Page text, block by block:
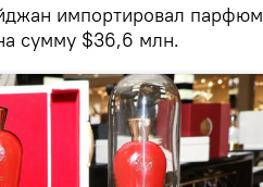
импортировал парфюм
сумму $36,6 млн.